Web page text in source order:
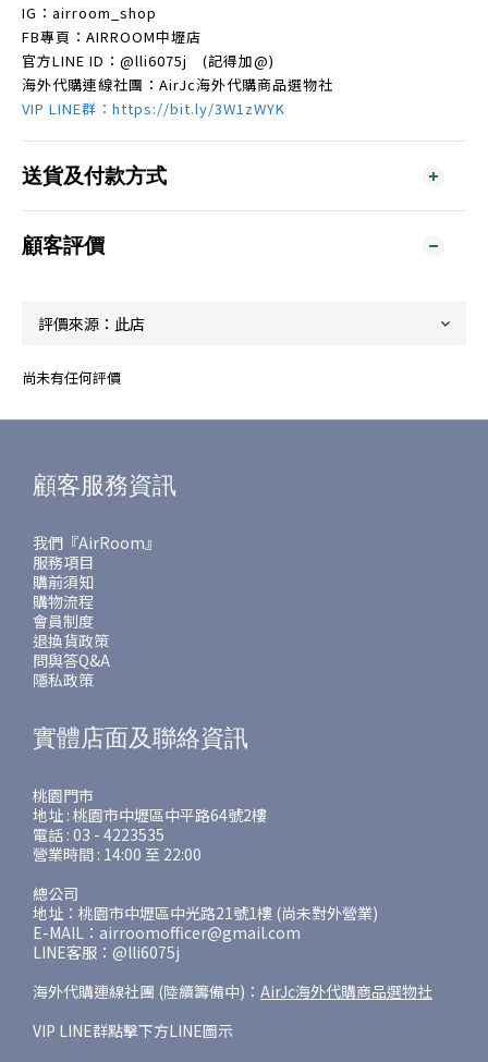
IG：airroom_shop
FB專頁：AIRROOM中壢店
官方LINE ID： @lli6075j (記得加@)
海外代購連線社團：AirJc海外代購商品選物社
VIP LINE群：https://bit.ly/3W1zWYK
送貨及付款方式
顧客評價
尚未有任何評價
顧客服務資訊
我們『AirRoom』
服務項目
購前須知
購物流程
會員制度
退換貨政策
問與答Q&A
隱私政策
實體店面及聯絡資訊
桃園門市
地址 : 桃園市中壢區中平路64號2樓
電話 : 03 - 4223535
營業時間 : 14:00 至 22:00
總公司
地址：桃園市中壢區中光路21號1樓 (尚未對外營業)
E-MAIL：airroomofficer@gmail.com
LINE客服：@lli6075j
海外代購連線社團 (陸續籌備中)： AirJc海外代購商品選物社
VIP LINE群點擊下方LINE圖示